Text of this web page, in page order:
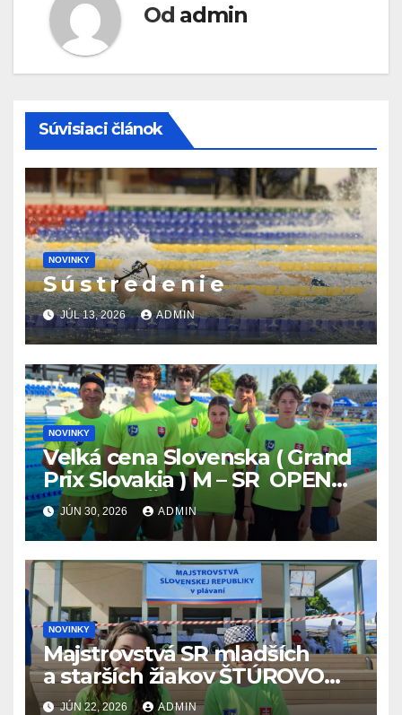
Od admin
Súvisiaci článok
NOVINKY
S ú s t r e d e n i e
JÚL 13, 2026 ADMIN
NOVINKY
Veľká cena Slovenska ( Grand
Prix Slovakia ) M – SR OPEN
v plávaní. Šamorín 26.6. –
28.6.2026
JÚN 30, 2026 ADMIN
NOVINKY
Majstrovstvá SR mladších
a starších žiakov ŠTÚROVO
19.6. – 21.6.2026
JÚN 22, 2026 ADMIN